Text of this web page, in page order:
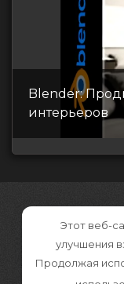
Blender:
интерьеров
Этот веб-
улучшения
Продолжая